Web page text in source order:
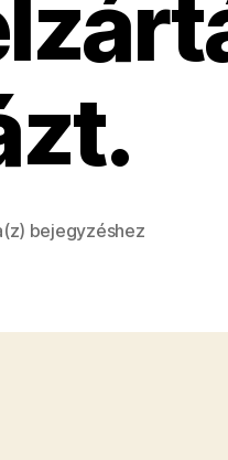
A
nálunk
bejegyzéshez